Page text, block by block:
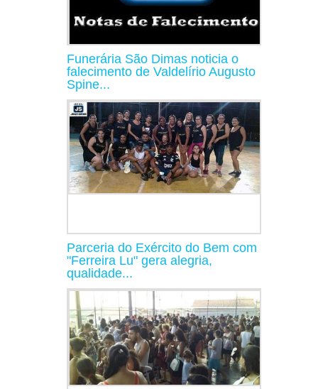
Funerária São Dimas noticia o
falecimento de Valdelírio Augusto
Spine...
Parceria do Exército do Bem com
"Ferreira Lu" gera alegria,
qualidade...